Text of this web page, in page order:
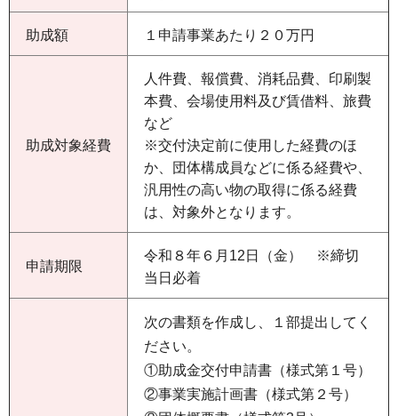
助成額 １申請事業あたり２０万円
助成対象経費
人件費、報償費、消耗品費、印刷製
本費、会場使用料及び賃借料、旅費
など
※交付決定前に使用した経費のほ
か、団体構成員などに係る経費や、
汎用性の高い物の取得に係る経費
は、対象外となります。
申請期限
令和８年６月12日（金） ※締切
当日必着
次の書類を作成し、１部提出してく
ださい。
①助成金交付申請書（様式第１号）
②事業実施計画書（様式第２号）